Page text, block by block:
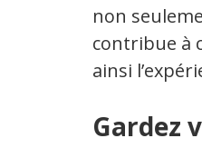
non
contribue à
ainsi
Gardez